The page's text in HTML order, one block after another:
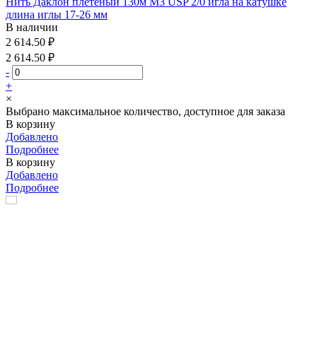
длина иглы 17-26 мм
В наличии
2 614.50 ₽
2 614.50 ₽
-
+
×
Выбрано максимальное количество, доступное для заказа
В корзину
Добавлено
Подробнее
В корзину
Добавлено
Подробнее